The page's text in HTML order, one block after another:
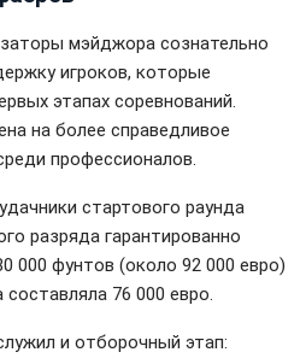
мэйджора сознательно
игроков, которые
этапах соревнований.
на более справедливое
профессионалов.
стартового раунда
разряда гарантированно
000 фунтов (около 92 000 евро)
76 000 евро.
и отборочный этап: